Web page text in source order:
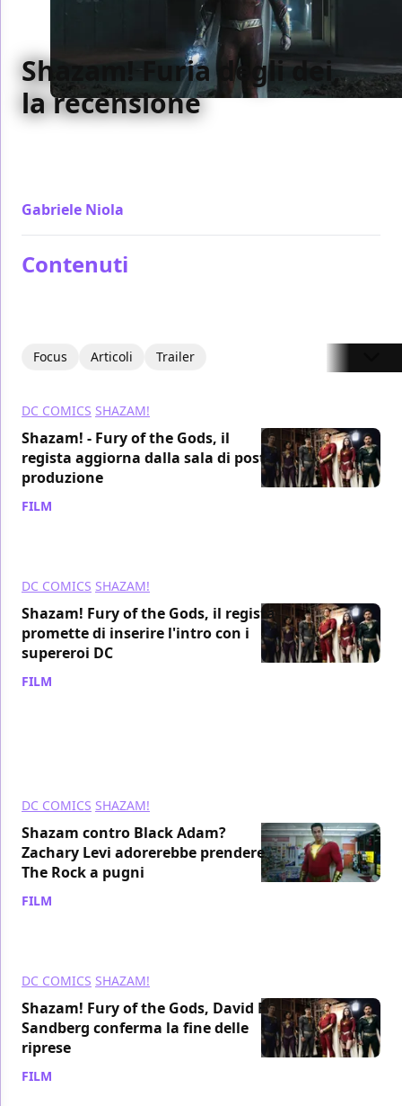
Shazam! Furia degli dei,
la recensione
Gabriele Niola
Contenuti
Focus Articoli Trailer
DC COMICS SHAZAM!
Shazam! - Fury of the Gods, il
regista aggiorna dalla sala di post-
produzione
FILM
DC COMICS SHAZAM!
Shazam! Fury of the Gods, il regista
promette di inserire l'intro con i
supereroi DC
FILM
DC COMICS SHAZAM!
Shazam contro Black Adam?
Zachary Levi adorerebbe prendere
The Rock a pugni
FILM
DC COMICS SHAZAM!
Shazam! Fury of the Gods, David F
Sandberg conferma la fine delle
riprese
FILM